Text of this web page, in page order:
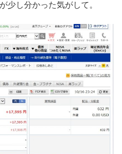
少し分かった気がして。